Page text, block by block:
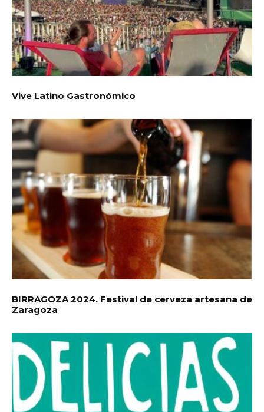
Vive Latino Gastronómico
BIRRAGOZA 2024. Festival de cerveza artesana de
Zaragoza